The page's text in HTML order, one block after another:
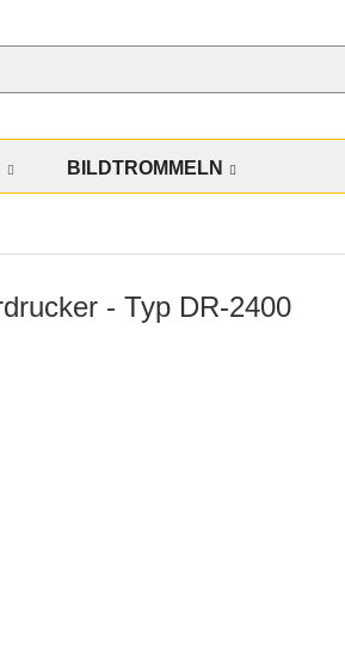
BILDTROMMELN
- Typ DR-2400